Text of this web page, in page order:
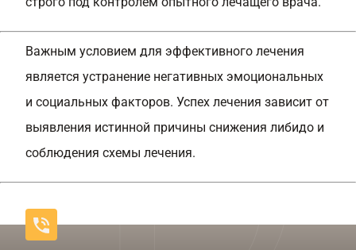
Важным условием для эффективного лечения
является устранение негативных эмоциональных
и социальных факторов. Успех лечения зависит от
выявления истинной причины снижения либидо и
соблюдения схемы лечения.